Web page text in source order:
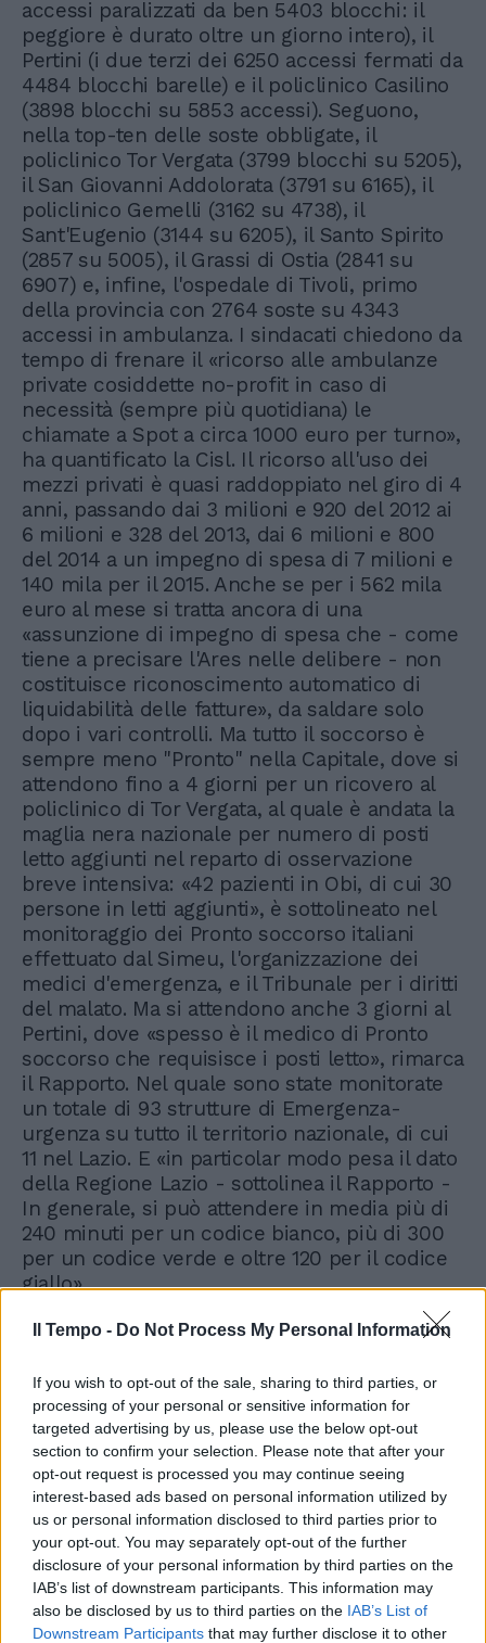
Il Tempo - Do Not Process My Personal Information
If you wish to opt-out of the sale, sharing to third parties, or
processing of your personal or sensitive information for
targeted advertising by us, please use the below opt-out
section to confirm your selection. Please note that after your
opt-out request is processed you may continue seeing
interest-based ads based on personal information utilized by
us or personal information disclosed to third parties prior to
your opt-out. You may separately opt-out of the further
disclosure of your personal information by third parties on the
IAB’s list of downstream participants. This information may
also be disclosed by us to third parties on the IAB’s List of
Downstream Participants that may further disclose it to other
accessi paralizzati da ben 5403 blocchi: il
peggiore è durato oltre un giorno intero), il
Pertini (i due terzi dei 6250 accessi fermati da
4484 blocchi barelle) e il policlinico Casilino
(3898 blocchi su 5853 accessi). Seguono,
nella top-ten delle soste obbligate, il
policlinico Tor Vergata (3799 blocchi su 5205),
il San Giovanni Addolorata (3791 su 6165), il
policlinico Gemelli (3162 su 4738), il
Sant'Eugenio (3144 su 6205), il Santo Spirito
(2857 su 5005), il Grassi di Ostia (2841 su
6907) e, infine, l'ospedale di Tivoli, primo
della provincia con 2764 soste su 4343
accessi in ambulanza. I sindacati chiedono da
tempo di frenare il «ricorso alle ambulanze
private cosiddette no-profit in caso di
necessità (sempre più quotidiana) le
chiamate a Spot a circa 1000 euro per turno»,
ha quantificato la Cisl. Il ricorso all'uso dei
mezzi privati è quasi raddoppiato nel giro di 4
anni, passando dai 3 milioni e 920 del 2012 ai
6 milioni e 328 del 2013, dai 6 milioni e 800
del 2014 a un impegno di spesa di 7 milioni e
140 mila per il 2015. Anche se per i 562 mila
euro al mese si tratta ancora di una
«assunzione di impegno di spesa che - come
tiene a precisare l'Ares nelle delibere - non
costituisce riconoscimento automatico di
liquidabilità delle fatture», da saldare solo
dopo i vari controlli. Ma tutto il soccorso è
sempre meno "Pronto" nella Capitale, dove si
attendono fino a 4 giorni per un ricovero al
policlinico di Tor Vergata, al quale è andata la
maglia nera nazionale per numero di posti
letto aggiunti nel reparto di osservazione
breve intensiva: «42 pazienti in Obi, di cui 30
persone in letti aggiunti», è sottolineato nel
monitoraggio dei Pronto soccorso italiani
effettuato dal Simeu, l'organizzazione dei
medici d'emergenza, e il Tribunale per i diritti
del malato. Ma si attendono anche 3 giorni al
Pertini, dove «spesso è il medico di Pronto
soccorso che requisisce i posti letto», rimarca
il Rapporto. Nel quale sono state monitorate
un totale di 93 strutture di Emergenza-
urgenza su tutto il territorio nazionale, di cui
11 nel Lazio. E «in particolar modo pesa il dato
della Regione Lazio - sottolinea il Rapporto -
In generale, si può attendere in media più di
240 minuti per un codice bianco, più di 300
per un codice verde e oltre 120 per il codice
giallo».